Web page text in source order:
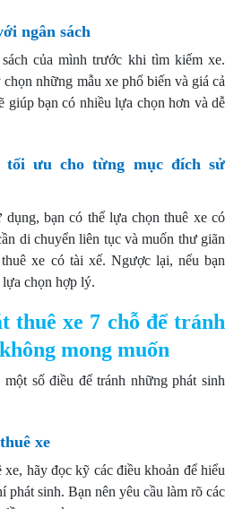
ngân sách
của mình trước khi tìm kiếm xe.
chọn những mẫu xe phổ biến và giá cả
giúp bạn có nhiều lựa chọn hơn và dễ
tối ưu cho từng mục đích sử
bạn có thể lựa chọn thuê xe có
di chuyển liên tục và muốn thư giãn
xe có tài xế. Ngược lại, nếu bạn
chọn hợp lý.
thuê xe 7 chỗ để tránh
mong muốn
số điều để tránh những phát sinh
xe
hãy đọc kỹ các điều khoản để hiểu
phát sinh. Bạn nên yêu cầu làm rõ các